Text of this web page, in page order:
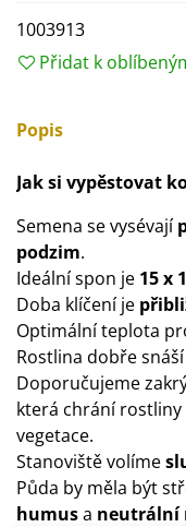
1003913
Přidat k
Popis
Jak si vypěstovat
Semena se vysévají
podzim.
Ideální spon je 15 x
Doba klíčení je
Optimální teplota
Rostlina dobře
Doporučujeme
která chrání
vegetace.
Stanoviště volíme
Půda by měla být
humusa neutrální